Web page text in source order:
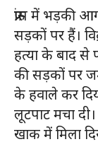
फ्रांस में भड़की
सड़कों पर हैं।
हत्या के बाद से
की सड़कों पर
के हवाले कर
लूटपाट मचा
खाक में मिला